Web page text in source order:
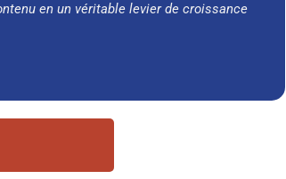
en un véritable levier de croissance